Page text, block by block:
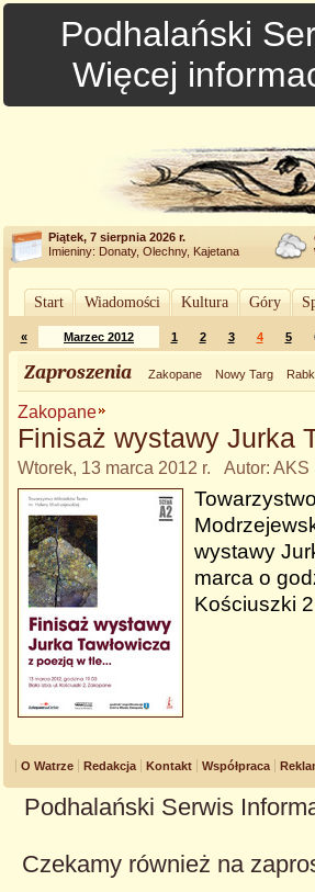
Podhalański
Więcej
Piątek, 7 sierpnia 2026 r.
Imieniny: Donaty, Olechny, Kajetana
Start Wiadomości Kultura Góry
« Marzec 2012 1 2 3 4 5
Zaproszenia Zakopane Nowy Targ
Zakopane
Finisaż wystawy Jurka
Wtorek, 13 marca 2012 r. Autor: AKS
wystawy
marca o
Kościuszki
O Watrze Redakcja Kontakt Współpraca
Podhalański Serwis
Czekamy również na